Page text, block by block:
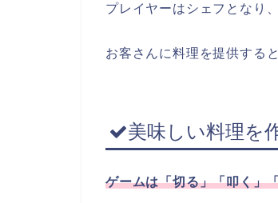
プレイヤーはシェフとなり
お客さんに料理を提供する
美味しい料理を
ゲームは「切る」「叩く」